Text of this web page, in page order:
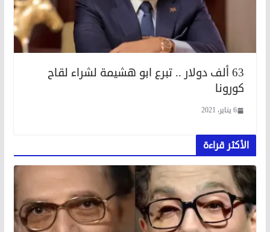
63 ألف دولار .. تبرع ابو هشيمة لشراء لقاح
كورونا
6 يناير، 2021
الأكثر قراءة